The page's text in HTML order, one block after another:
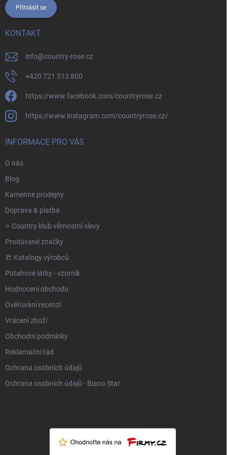
Přihlásit se
KONTAKT
info@country-rose.cz
+420 721 513 800
https://www.facebook.com/countryrose.cz
https://www.instagram.com/countryrose.cz/
INFORMACE PRO VÁS
O nás
Blog
Kamenné prodejny
Doprava & platba
⭐️ Country klub věrnostní slevy
Prodávané značky
📒 Katalogy výrobců
Potahové látky - vzorník
Hodnocení obchodu
Ověřování recenzí
Vrácení zboží
Obchodní podmínky
Reklamační řád
Ochrana osobních údajů
Ochrana osobních údajů - Biano Star